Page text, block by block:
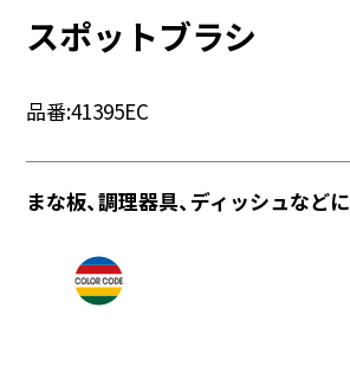
スポットブラシ
品番:41395EC
まな板、調理器具、ディッシュなどに